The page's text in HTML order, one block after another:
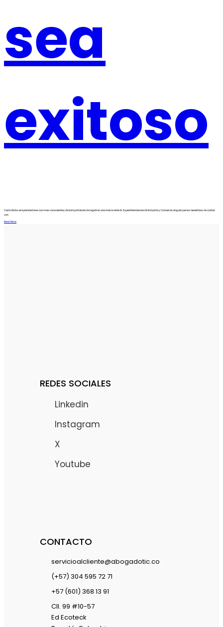
sea
exitoso
Cada día los emprendedores son mas conscientes de la importancia de registrar una marca ante la Superintendencia de Industria y Comercio al igual que los beneficios de contar
con
Read More
REDES SOCIALES
Linkedin
Instagram
X
Youtube
CONTACTO
servicioalcliente@abogadotic.co
(+57) 304 595 72 71
+57 (601) 368 13 91
Cll. 99 #10-57
Ed Ecoteck